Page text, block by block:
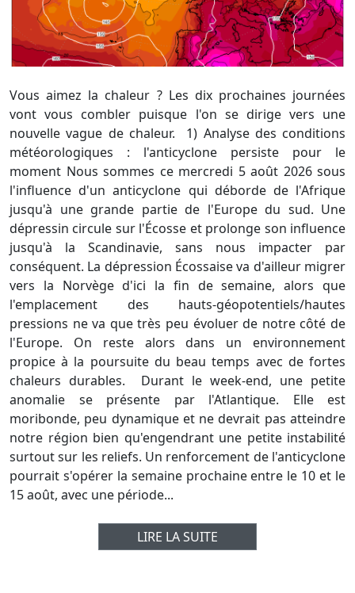
Vous aimez la chaleur ? Les dix prochaines journées
vont vous combler puisque l'on se dirige vers une
nouvelle vague de chaleur. 1) Analyse des conditions
météorologiques : l'anticyclone persiste pour le
moment Nous sommes ce mercredi 5 août 2026 sous
l'influence d'un anticyclone qui déborde de l'Afrique
jusqu'à une grande partie de l'Europe du sud. Une
dépressin circule sur l'Écosse et prolonge son influence
jusqu'à la Scandinavie, sans nous impacter par
conséquent. La dépression Écossaise va d'ailleur migrer
vers la Norvège d'ici la fin de semaine, alors que
l'emplacement des hauts-géopotentiels/hautes
pressions ne va que très peu évoluer de notre côté de
l'Europe. On reste alors dans un environnement
propice à la poursuite du beau temps avec de fortes
chaleurs durables. Durant le week-end, une petite
anomalie se présente par l'Atlantique. Elle est
moribonde, peu dynamique et ne devrait pas atteindre
notre région bien qu'engendrant une petite instabilité
surtout sur les reliefs. Un renforcement de l'anticyclone
pourrait s'opérer la semaine prochaine entre le 10 et le
15 août, avec une période...
LIRE LA SUITE